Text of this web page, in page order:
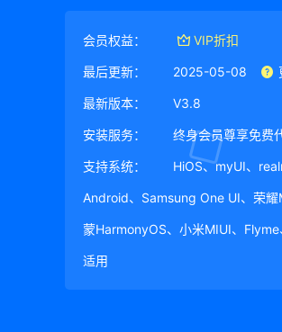
会员权益： VIP折扣
最后更新： 2025-05-08
最新版本： V3.8
安装服务： 终身会员尊享免费
支持系统： HiOS、myUI、
Android、Samsung One UI、荣
蒙HarmonyOS、小米MIUI、
适用